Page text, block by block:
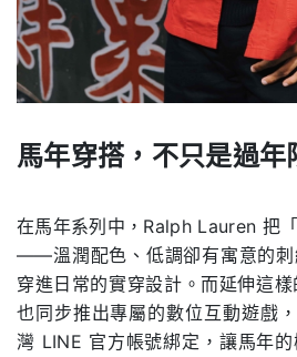
馬年穿搭，不只是過年
在馬年系列中，Ralph Lauren 把
——溫潤配色、低調卻有寓意的刺
穿進日常的實穿設計。而延伸這
也同步推出專屬的數位互動遊戲
灣 LINE 官方帳號綁定，讓馬年